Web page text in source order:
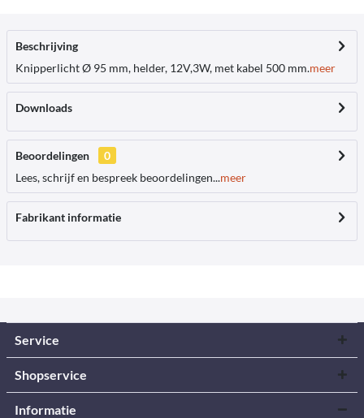
Beschrijving
Knipperlicht Ø 95 mm, helder, 12V,3W, met kabel 500 mm.meer
Downloads
Beoordelingen
0
Lees, schrijf en bespreek beoordelingen...meer
Fabrikant informatie
Service
Shopservice
Informatie